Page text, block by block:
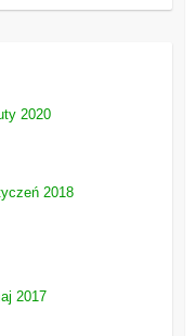
2020
2018
2017